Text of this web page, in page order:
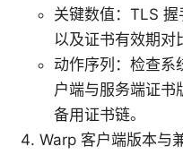
关键数值：TLS 握
以及证书有效期对
动作序列：检查系
户端与服务端证书
备用证书链。
Warp 客户端版本与